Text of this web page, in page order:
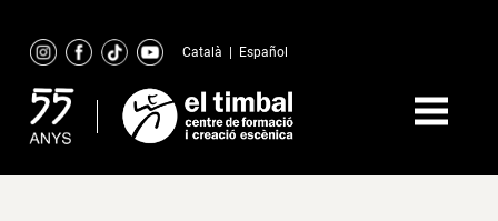
content
Català Español